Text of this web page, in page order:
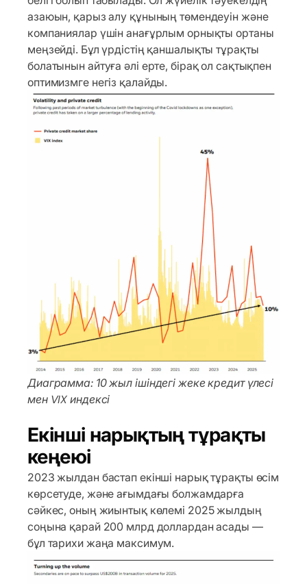
азаюын, қарыз алу құнының төмендеуін және
компаниялар үшін анағұрлым орнықты ортаны
меңзейді. Бұл үрдістің қаншалықты тұрақты
болатынын айтуға әлі ерте, бірақ ол сақтықпен
оптимизмге негіз қалайды.
Диаграмма: 10 жыл ішіндегі жеке кредит үлесі
мен VIX индексі
Екінші нарықтың тұрақты
кеңеюі
2023 жылдан бастап екінші нарық тұрақты өсім
көрсетуде, және ағымдағы болжамдарға
сәйкес, оның жиынтық көлемі 2025 жылдың
соңына қарай 200 млрд доллардан асады —
бұл тарихи жаңа максимум.